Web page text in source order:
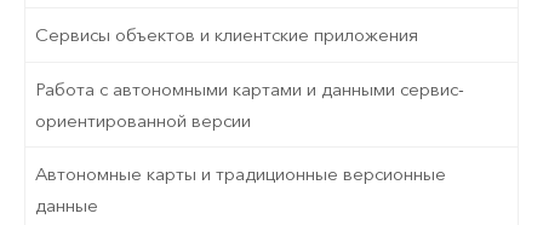
Сервисы объектов и клиентские приложения
Работа с автономными картами и данными сервис-
ориентированной версии
Автономные карты и традиционные версионные
данные